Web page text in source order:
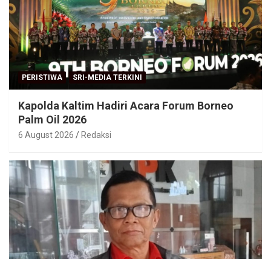
PERISTIWA SRI-MEDIA TERKINI
Kapolda Kaltim Hadiri Acara Forum Borneo
Palm Oil 2026
6 August 2026 Redaksi